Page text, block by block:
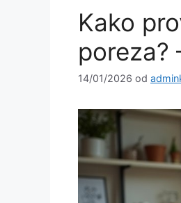
Kako
poreza?
14/01/2026 od